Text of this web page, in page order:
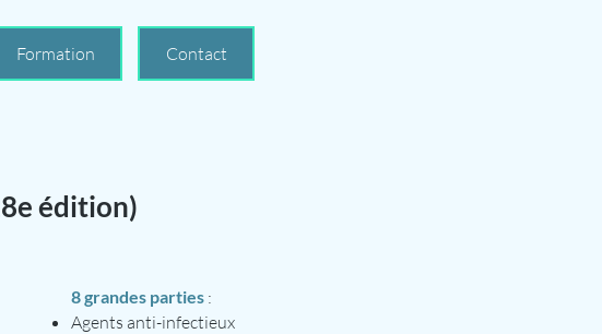
Formation Contact
édition)
8 grandes parties :
Agents anti-infectieux